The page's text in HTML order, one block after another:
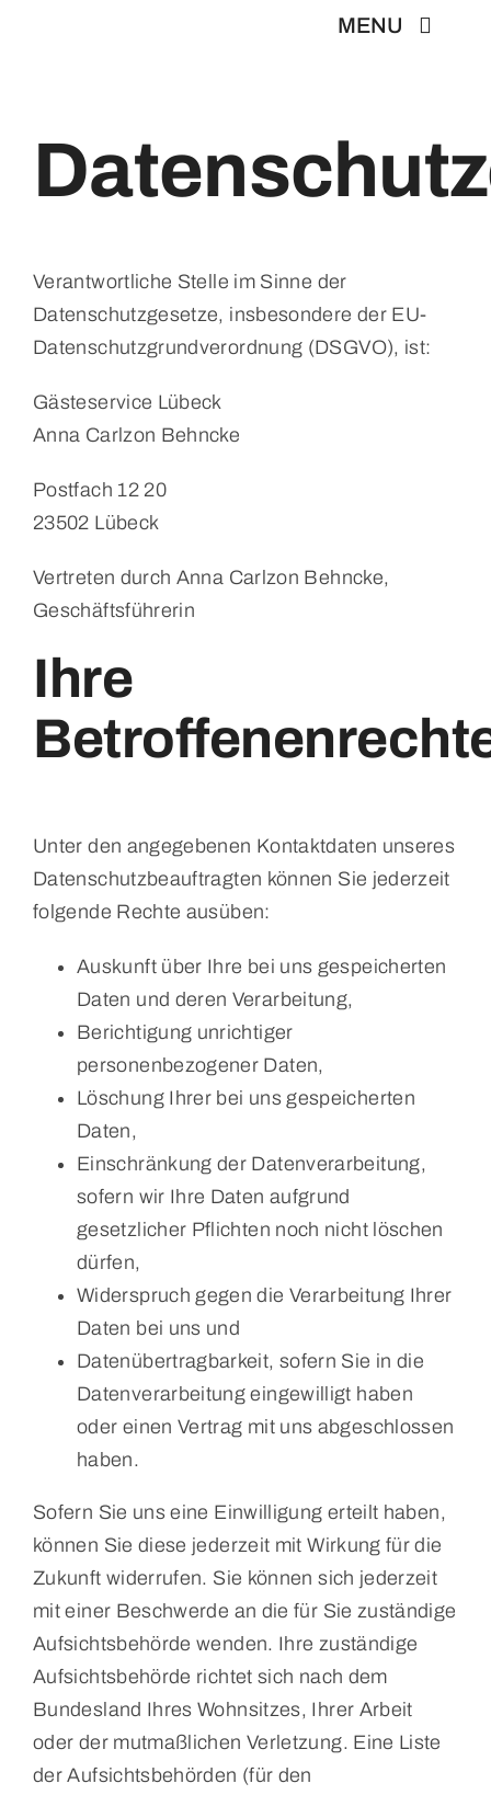
MENU
Bestseller
Verantwortliche Stelle im Sinne der
Datenschutzgesetze, insbesondere der EU-
Datenschutzgrundverordnung (DSGVO), ist:
Gästeservice Lübeck
Anna Carlzon Behncke
Postfach 12 20
23502 Lübeck
Vertreten durch Anna Carlzon Behncke,
Geschäftsführerin
Ihre
Unter den angegebenen Kontaktdaten unseres
Datenschutzbeauftragten können Sie jederzeit
folgende Rechte ausüben:
Auskunft über Ihre bei uns gespeicherten
Daten und deren Verarbeitung,
Berichtigung unrichtiger
personenbezogener Daten,
Löschung Ihrer bei uns gespeicherten
Daten,
Einschränkung der Datenverarbeitung,
sofern wir Ihre Daten aufgrund
gesetzlicher Pflichten noch nicht löschen
dürfen,
Widerspruch gegen die Verarbeitung Ihrer
Daten bei uns und
Datenübertragbarkeit, sofern Sie in die
Datenverarbeitung eingewilligt haben
oder einen Vertrag mit uns abgeschlossen
haben.
Sofern Sie uns eine Einwilligung erteilt haben,
können Sie diese jederzeit mit Wirkung für die
Zukunft widerrufen. Sie können sich jederzeit
mit einer Beschwerde an die für Sie zuständige
Aufsichtsbehörde wenden. Ihre zuständige
Aufsichtsbehörde richtet sich nach dem
Bundesland Ihres Wohnsitzes, Ihrer Arbeit
oder der mutmaßlichen Verletzung. Eine Liste
der Aufsichtsbehörden (für den